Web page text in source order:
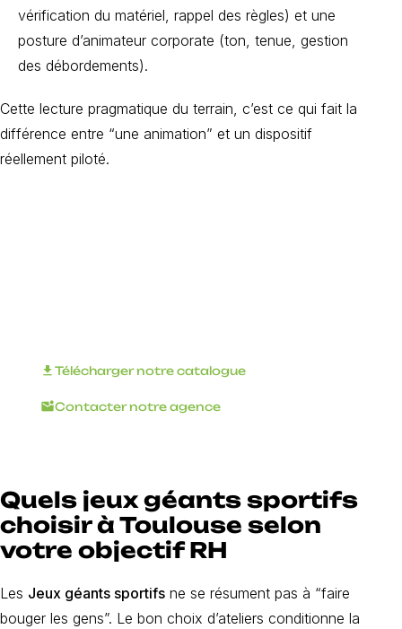
vérification du matériel, rappel des règles) et une
posture d’animateur corporate (ton, tenue, gestion
des débordements).
Cette lecture pragmatique du terrain, c’est ce qui fait la
différence entre “une animation” et un dispositif
réellement piloté.
downloadTélécharger notre catalogue
mark_email_unreadContacter notre agence
Quels jeux géants sportifs
choisir à Toulouse selon
votre objectif RH
Les Jeux géants sportifs ne se résument pas à “faire
bouger les gens”. Le bon choix d’ateliers conditionne la